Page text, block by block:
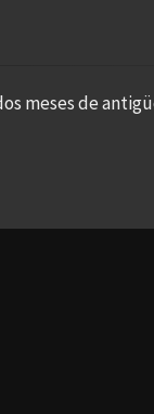
meses de